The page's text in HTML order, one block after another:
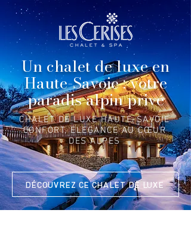
Un chalet de luxe en
Haute-Savoie : votre
paradis alpin privé
CHALET DE LUXE HAUTE-SAVOIE
CONFORT, ELEGANCE AU CŒUR
DES ALPES
DÉCOUVREZ CE CHALET DE LUXE